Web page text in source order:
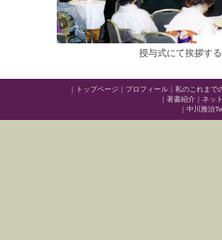
授与式にて挨拶す
｜ トップページ ｜ プロフィール ｜ 私のこれまで
｜ 著書紹介 ｜ ネッ
｜ 中川雅治